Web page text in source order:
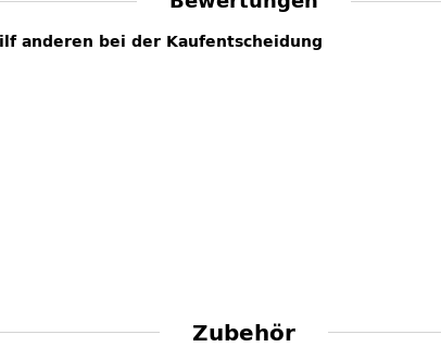
anderen bei der Kaufentscheidung
Zubehör